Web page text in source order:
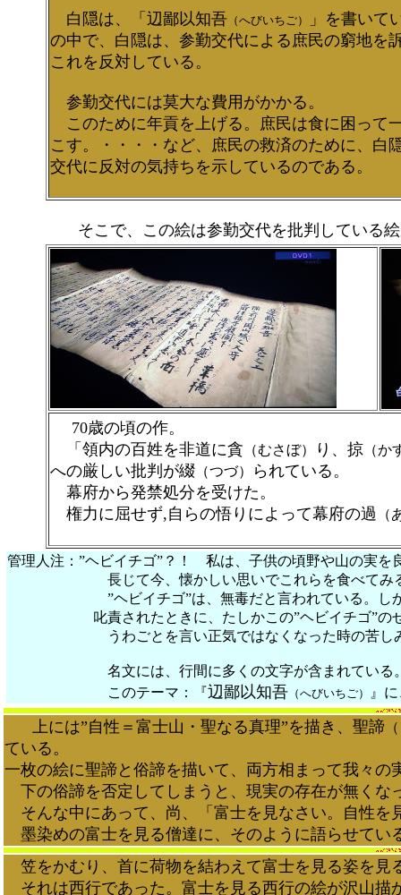
白隠は、「辺鄙以知吾 （へびいちご）
」を書いて
の中で、白隠は、参勤交代による庶民の窮地を
これを反対している。
参勤交代には莫大な費用がかかる。
このために年貢を上げる。庶民は食に困って
こす。・・・・など、庶民の救済のために、白
交代に反対の気持ちを示しているのである。
そこで、この絵は参勤交代を批判している絵
70歳の頃の作。
「領内の百姓を非道に貪 （むさぼ） り、掠 （か
への厳しい批判が綴 （つづ）
られている。
幕府から発禁処分を受けた。
権力に屈せず,自らの悟りによって幕府の過
（
管理人注：”ヘビイチゴ”？！ 私は、子供の頃野や山の実を
長じて今、懐かしい思いでこれらを食べてみる事も
”ヘビイチゴ”は、無毒だと言われている。しかし、
叱責されたときに、たしかこの”ヘビイチゴ”のせ
うわごとを言い正気ではなくなった時の苦しみと、
名文には、行間に多くの文字が含まれている。特に
このテーマ：『辺鄙以知吾 （へびいちご） 』
上には”自性＝富士山・聖なる真理”を描き、聖諦
ている。
一枚の絵に聖諦と俗諦を描いて、両方相まって我々の
下の俗諦を否定してしまうと、現実の存在が無くな
そんな中にあって、尚、「富士を見なさい。自性を
墨染めの富士を見る僧達に、そのように語らせてい
笠をかむり、首に荷物を結わえて富士を見る姿を見
それは西行であった。富士を見る西行の絵が沢山描